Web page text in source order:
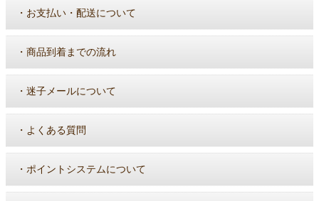
・ お支払い・配送について
・ 商品到着までの流れ
・ 迷子メールについて
・ よくある質問
・ ポイントシステムについて